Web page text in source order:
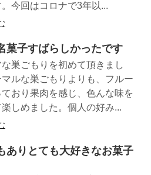
今回はコロナで3年以...
菓子すばらしかったです
巣ごもりを初めて頂きまし
ルな巣ごもりよりも、フルー
おり果肉を感じ、色んな味を
しめました。個人の好み...
ありとても大好きなお菓子